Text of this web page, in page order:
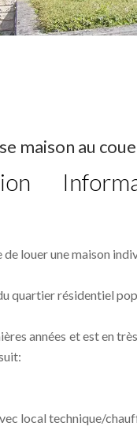
maison au
louer une maison
quartier résidentiel
années et est en
local technique/